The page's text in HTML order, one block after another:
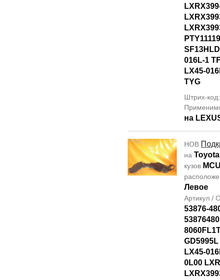
016L-1
LX45-
TYG
Штрих-
на
НОВ
на
кузов
Левое
Артикул /
53876-
LX45-
0L00